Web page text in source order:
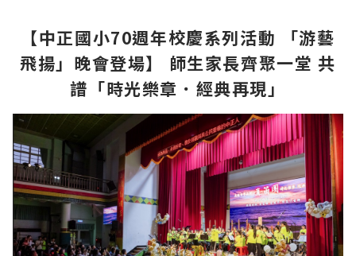
【中正國小70週年校慶系列活動 「游藝
飛揚」晚會登場】 師生家長齊聚一堂 共
譜「時光樂章．經典再現」